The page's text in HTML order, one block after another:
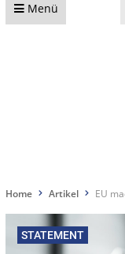
Menü
Home Artikel EU
STATEMENT